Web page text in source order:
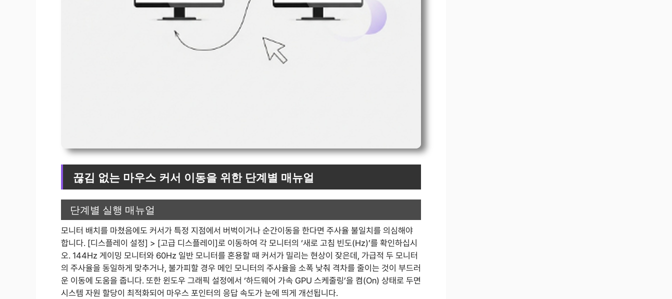
끊김 없는 마우스 커서 이동을 위한 단계별 매뉴얼
단계별 실행 매뉴얼
모니터 배치를 마쳤음에도 커서가 특정 지점에서 버벅이거나 순간이동을 한다면 주사율 불일치를 의심해야
합니다. [디스플레이 설정] > [고급 디스플레이]로 이동하여 각 모니터의 ‘새로 고침 빈도(Hz)’를 확인하십시
오. 144Hz 게이밍 모니터와 60Hz 일반 모니터를 혼용할 때 커서가 밀리는 현상이 잦은데, 가급적 두 모니터
의 주사율을 동일하게 맞추거나, 불가피할 경우 메인 모니터의 주사율을 소폭 낮춰 격차를 줄이는 것이 부드러
운 이동에 도움을 줍니다. 또한 윈도우 그래픽 설정에서 ‘하드웨어 가속 GPU 스케줄링’을 켬(On) 상태로 두면
시스템 자원 할당이 최적화되어 마우스 포인터의 응답 속도가 눈에 띄게 개선됩니다.